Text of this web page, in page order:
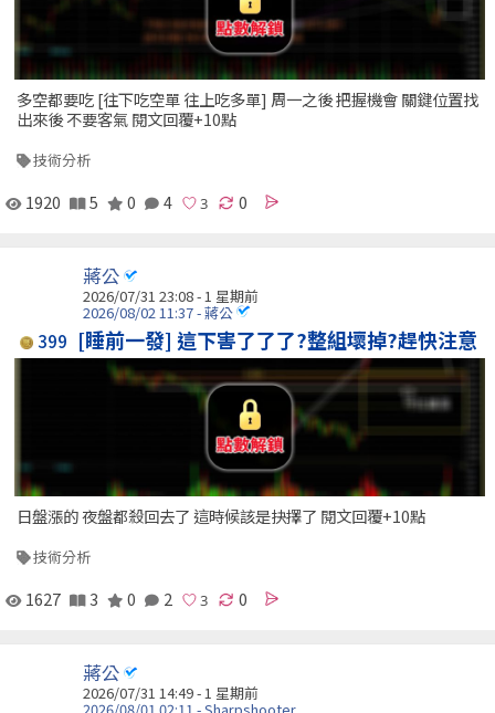
多空都要吃 [往下吃空單 往上吃多單] 周一之後 把握機會 關鍵位置找
出來後 不要客氣 閱文回覆+10點
技術分析
1920 5 0 4 0
蔣公
2026/07/31 23:08 - 1 星期前
2026/08/02 11:37 - 蔣公
399 [睡前一發] 這下害了了了?整組壞掉?趕快注意
日盤漲的 夜盤都殺回去了 這時候該是抉擇了 閱文回覆+10點
技術分析
1627 3 0 2 0
蔣公
2026/07/31 14:49 - 1 星期前